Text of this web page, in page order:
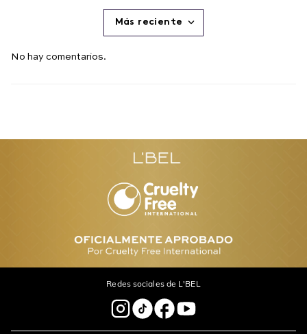
Más reciente
No hay comentarios.
Redes sociales de L'BEL